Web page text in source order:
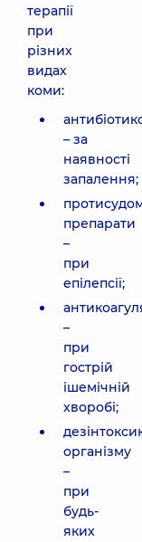
терапії
при
різних
видах
коми:
– за
наявності
запалення;
препарати
–
при
епілепсії;
–
при
гострій
ішемічній
хворобі;
організму
–
при
будь-
яких